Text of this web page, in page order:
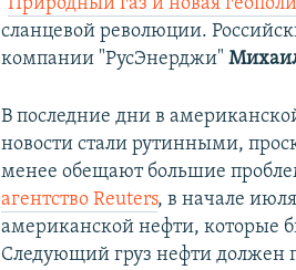
сланцевой революции.
компании "РусЭнерджи"
В последние дни в
новости стали рутинными,
менее обещают большие
агентство Reuters, в начале
американской нефти, которые
Следующий груз нефти должен